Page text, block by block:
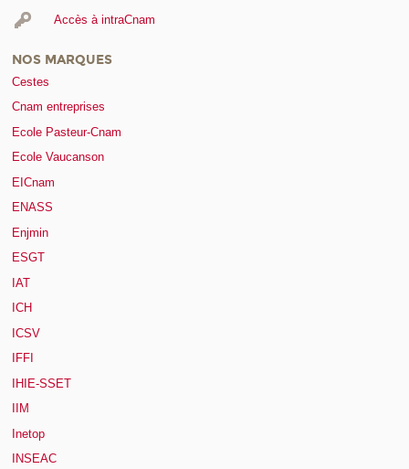
Accès à intraCnam
NOS MARQUES
Cestes
Cnam entreprises
Ecole Pasteur-Cnam
Ecole Vaucanson
EICnam
ENASS
Enjmin
ESGT
IAT
ICH
ICSV
IFFI
IHIE-SSET
IIM
Inetop
INSEAC